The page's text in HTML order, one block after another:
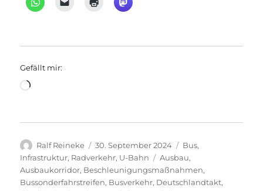
Gefällt mir:
Wird
Autor
Ralf Reineke
Veröffentlicht
am
30. September 2024 Kategorien
Bus,
Infrastruktur, Radverkehr, U-Bahn Schlagwörter
Ausbau,
Ausbaukorridor, Beschleunigungsmaßnahmen,
Bussonderfahrstreifen, Busverkehr, Deutschlandtakt,